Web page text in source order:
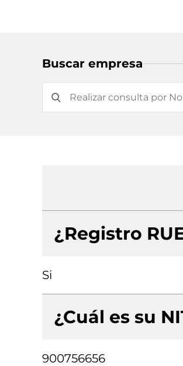
Buscar empresa
¿Registro
Si
¿Cuál es su
900756656